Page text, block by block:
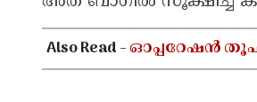
Also Read -ഓപ്പറേഷൻ